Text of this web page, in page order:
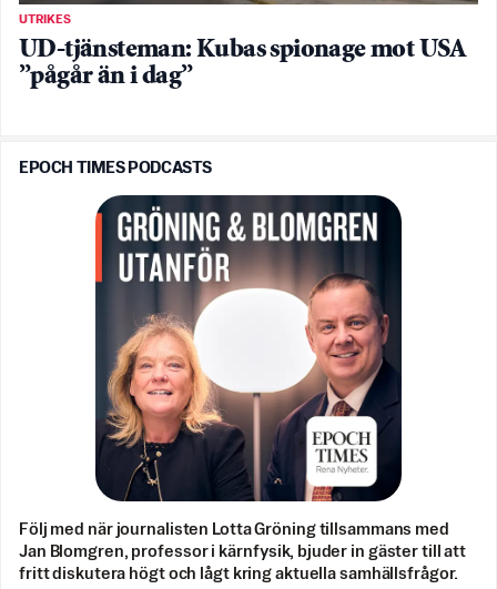
UTRIKES
UD-tjänsteman: Kubas spionage mot USA
”pågår än i dag”
EPOCH TIMES PODCASTS
Följ med när journalisten Lotta Gröning tillsammans med
Jan Blomgren, professor i kärnfysik, bjuder in gäster till att
fritt diskutera högt och lågt kring aktuella samhällsfrågor.